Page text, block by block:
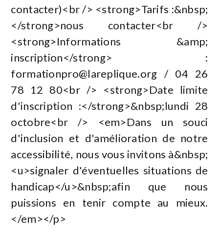
contacter)<br /> <strong>Tarifs :&nbsp;
</strong>nous contacter<br />
<strong>Informations &amp;
inscription</strong> :
formationpro@lareplique.org / 04 26
78 12 80<br /> <strong>Date limite
d'inscription :</strong>&nbsp;lundi 28
octobre<br /> <em>Dans un souci
d'inclusion et d'amélioration de notre
accessibilité, nous vous invitons à&nbsp;
<u>signaler d'éventuelles situations de
handicap</u>&nbsp;afin que nous
puissions en tenir compte au mieux.
</em></p>